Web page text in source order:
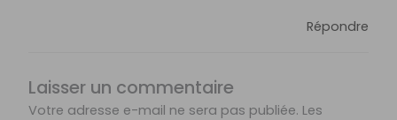
Répondre
Laisser un commentaire
Votre adresse e-mail ne sera pas publiée. Les